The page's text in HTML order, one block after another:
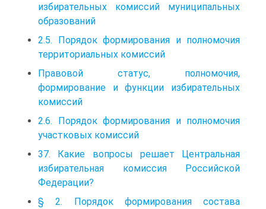
избирательных комиссий муниципальных
образований
2.5. Порядок формирования и полномочия
территориальных комиссий
Правовой статус, полномочия,
формирование и функции избирательных
комиссий
2.6. Порядок формирования и полномочия
участковых комиссий
37. Какие вопросы решает Центральная
избирательная комиссия Российской
Федерации?
§ 2. Порядок формирования состава